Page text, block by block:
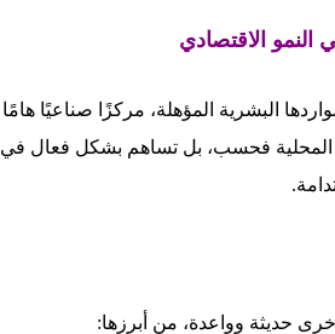
في النمو الاقتصادي
البشرية المؤهلة، مركزًا صناعيًا هامًا
المحلية فحسب، بل تساهم بشكل فعال في
حديثة وواعدة، من أبرزها: